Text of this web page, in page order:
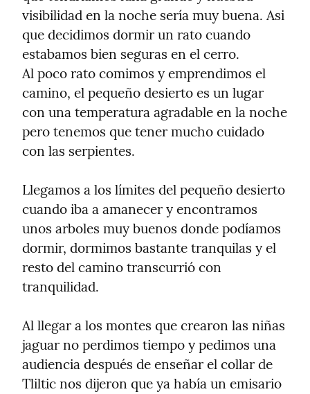
visibilidad en la noche sería muy buena. Asi
que decidimos dormir un rato cuando
estabamos bien seguras en el cerro.
Al poco rato comimos y emprendimos el
camino, el pequeño desierto es un lugar
con una temperatura agradable en la noche
pero tenemos que tener mucho cuidado
con las serpientes.
Llegamos a los límites del pequeño desierto
cuando iba a amanecer y encontramos
unos arboles muy buenos donde podíamos
dormir, dormimos bastante tranquilas y el
resto del camino transcurrió con
tranquilidad.
Al llegar a los montes que crearon las niñas
jaguar no perdimos tiempo y pedimos una
audiencia después de enseñar el collar de
Tliltic nos dijeron que ya había un emisario